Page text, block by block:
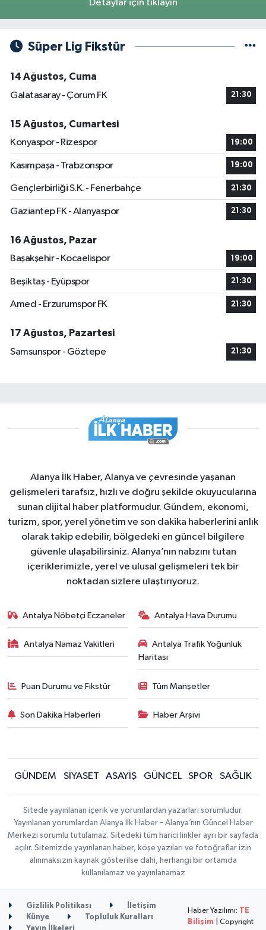
Detaylar için tıklayın
Süper Lig Fikstür
14 Ağustos, Cuma
Galatasaray - Çorum FK
21:30
15 Ağustos, Cumartesi
Konyaspor - Rizespor
19:00
Kasımpaşa - Trabzonspor 19:00
Gençlerbirliği S.K. - Fenerbahçe 21:30
Gaziantep FK - Alanyaspor 21:30
16 Ağustos, Pazar
Başakşehir - Kocaelispor
19:00
Beşiktaş - Eyüpspor 21:30
Amed - Erzurumspor FK 21:30
17 Ağustos, Pazartesi
Samsunspor - Göztepe
21:30
Alanya İlk Haber, Alanya ve çevresinde yaşanan
gelişmeleri tarafsız, hızlı ve doğru şekilde okuyucularına
sunan dijital haber platformudur. Gündem, ekonomi,
turizm, spor, yerel yönetim ve son dakika haberlerini anlık
olarak takip edebilir, bölgedeki en güncel bilgilere
güvenle ulaşabilirsiniz. Alanya’nın nabzını tutan
içeriklerimizle, yerel ve ulusal gelişmeleri tek bir
noktadan sizlere ulaştırıyoruz.
Antalya Nöbetçi Eczaneler Antalya Hava Durumu
Antalya Namaz Vakitleri
Antalya Trafik Yoğunluk
Haritası
Puan Durumu ve Fikstür Tüm Manşetler
Son Dakika Haberleri Haber Arşivi
GÜNDEM SİYASET ASAYİŞ GÜNCEL SPOR SAĞLIK
Sitede yayınlanan içerik ve yorumlardan yazarları sorumludur.
Yayınlanan yorumlardan Alanya İlk Haber – Alanya’nın Güncel Haber
Merkezi sorumlu tutulamaz. Sitedeki tüm harici linkler ayrı bir sayfada
açılır. Sitemizde yayınlanan haber, köşe yazıları ve fotoğraflar izin
alınmaksızın kaynak gösterilse dahi, herhangi bir ortamda
kullanılamaz ve yayınlanamaz
Gizlilik Politikası
İletişim
Künye
Topluluk Kuralları
Yayın İlkeleri
Haber Yazılımı: TE
Bilişim | Copyright